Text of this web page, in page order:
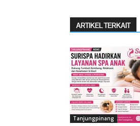
ARTIKEL TERKAIT
Tanjungpinang